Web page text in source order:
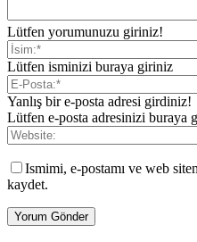
Lütfen yorumunuzu giriniz!
Lütfen isminizi buraya giriniz
Yanlış bir e-posta adresi girdiniz!
Lütfen e-posta adresinizi buraya
Ismimi, e-postamı ve web
kaydet.